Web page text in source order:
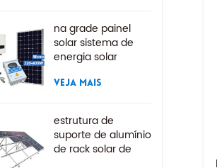
na grade painel
solar sistema de
energia solar
VEJA MAIS
estrutura de
suporte de alumínio
de rack solar de